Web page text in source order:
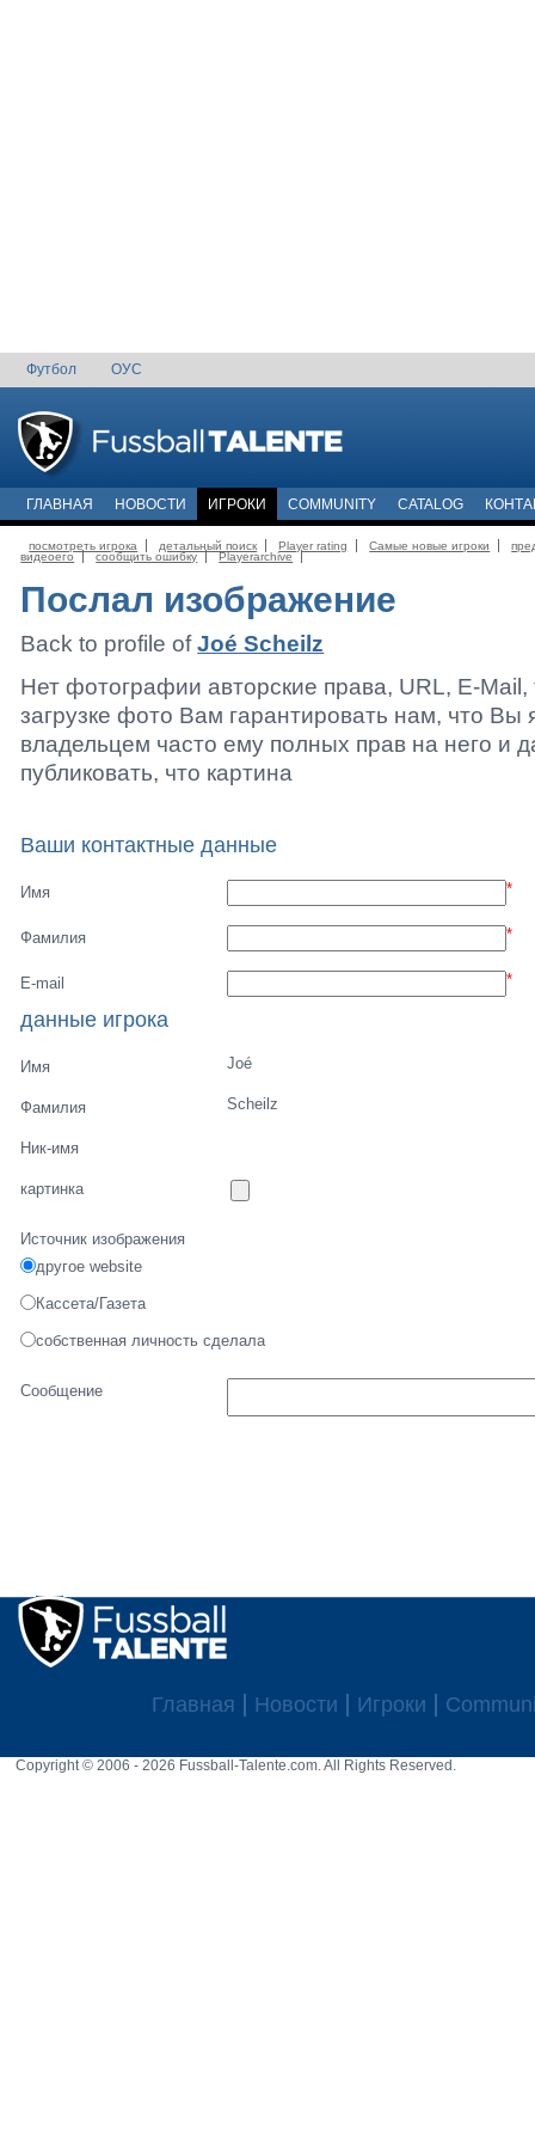
Футбол ОУС
ГЛАВНАЯ НОВОСТИ ИГРОКИ COMMUNITY CATALOG
посмотреть игрока детальный поиск Player rating Самые новые игроки
видеоего
сообщить ошибку Playerarchive
Послал изображение
Back to profile ofJoé Scheilz
Нет фотографии авторские права, URL, E-
загрузке фото Вам гарантировать нам, что Вы
владельцем часто ему полных прав на него и
публиковать, что картина
Ваши контактные данные
Имя *
Фамилия *
E-mail *
данные игрока
Имя Joé
Фамилия Scheilz
Ник-имя
картинка
Источник изображения
другое website
Кассета/Газета
собственная личность сделала
Сообщение
Главная Новости Игроки
Copyright © 2006 - 2026 Fussball-Talente.com. All Rights Reserved.